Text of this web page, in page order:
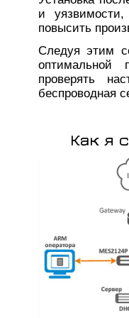
и
повысить
Следуя этим
оптимальной
проверять
беспроводная
Как я